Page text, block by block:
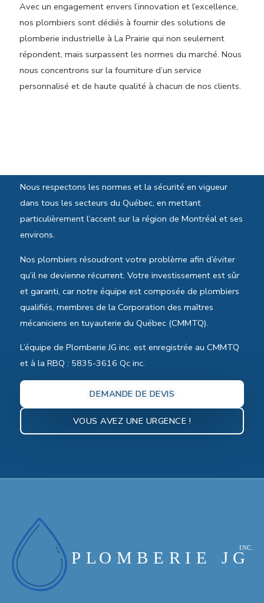
Avec un engagement envers l’innovation et l’excellence,
nos plombiers sont dédiés à fournir des solutions de
plomberie industrielle à La Prairie qui non seulement
répondent, mais surpassent les normes du marché. Nous
nous concentrons sur la fourniture d’un service
personnalisé et de haute qualité à chacun de nos clients.
Nous respectons les normes et la sécurité en vigueur
dans tous les secteurs du Québec, en mettant
particulièrement l’accent sur la région de Montréal et ses
environs.
Nos plombiers résoudront votre problème afin d’éviter
qu’il ne devienne récurrent. Votre investissement est sûr
et garanti, car notre équipe est composée de plombiers
qualifiés, membres de la Corporation des maîtres
mécaniciens en tuyauterie du Québec (CMMTQ).
L’équipe de Plomberie JG inc. est enregistrée au CMMTQ
et à la RBQ : 5835-3616 Qc inc.
DEMANDE DE DEVIS
VOUS AVEZ UNE URGENCE !